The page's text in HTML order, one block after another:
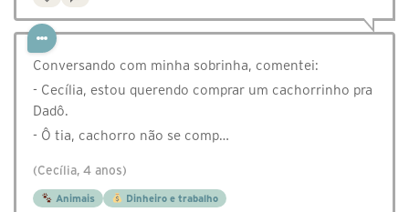
Conversando com minha sobrinha, comentei:
- Cecília, estou querendo comprar um cachorrinho pra
Dadô.
- Ô tia, cachorro não se comp…
(Cecília, 4 anos)
Animais Dinheiro e trabalho